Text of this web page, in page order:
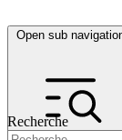
Open sub
Recherche